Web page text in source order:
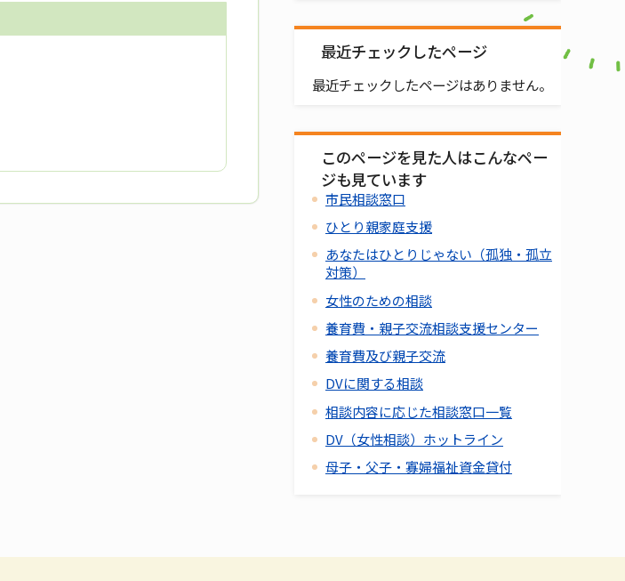
最近チェックしたページ
最近チェックしたページはありません。
このページを見た人はこんなペー
ジも見ています
市民相談窓口
ひとり親家庭支援
あなたはひとりじゃない（孤独・孤立
対策）
女性のための相談
養育費・親子交流相談支援センター
養育費及び親子交流
DVに関する相談
相談内容に応じた相談窓口一覧
DV（女性相談）ホットライン
母子・父子・寡婦福祉資金貸付